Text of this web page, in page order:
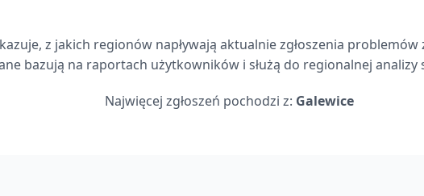
z jakich regionów napływają aktualnie zgłoszenia problemów
bazują na raportach użytkowników i służą do regionalnej analizy
Najwięcej zgłoszeń pochodzi z: Galewice